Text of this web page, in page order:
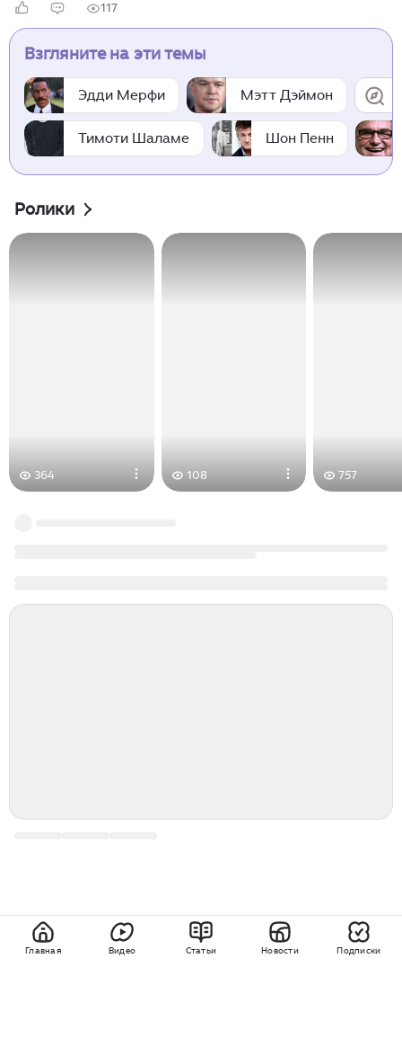
117
Взгляните на эти темы
Эдди Мерфи Мэтт Дэймон
Тимоти Шаламе Шон Пенн
Ролики
364 108 757
Главная Видео Статьи Новости Подписки